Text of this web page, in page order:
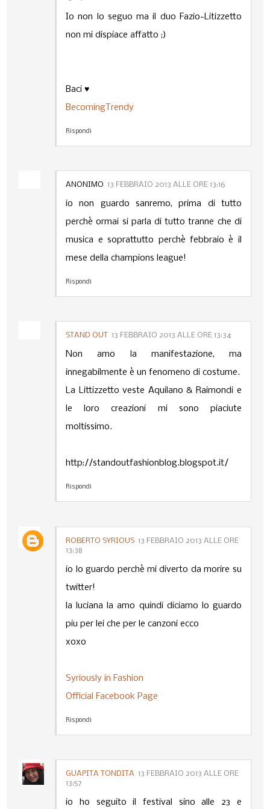
Io non lo seguo ma il duo Fazio-Litizzetto
non mi dispiace affatto ;)
Baci ♥
BecomingTrendy
Rispondi
ANONIMO 13 FEBBRAIO 2013 ALLE ORE 13:16
io non guardo sanremo, prima di tutto
perchè ormai si parla di tutto tranne che di
musica e soprattutto perchè febbraio è il
mese della champions league!
Rispondi
STAND OUT 13 FEBBRAIO 2013 ALLE ORE 13:34
Non amo la manifestazione, ma
innegabilmente è un fenomeno di costume.
La Littizzetto veste Aquilano & Raimondi e
le loro creazioni mi sono piaciute
moltissimo.
http://standoutfashionblog.blogspot.it/
Rispondi
ROBERTO SYRIOUS 13 FEBBRAIO 2013 ALLE ORE
13:38
io lo guardo perchè mi diverto da morire su
twitter!
la luciana la amo quindi diciamo lo guardo
piu per lei che per le canzoni ecco
xoxo
Syriously in Fashion
Official Facebook Page
Rispondi
GUAPITA TONDITA 13 FEBBRAIO 2013 ALLE ORE
13:57
io ho seguito il festival sino alle 23 e